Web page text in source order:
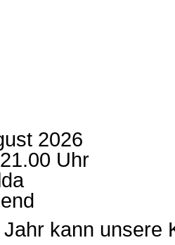
2026
Uhr
kann unsere